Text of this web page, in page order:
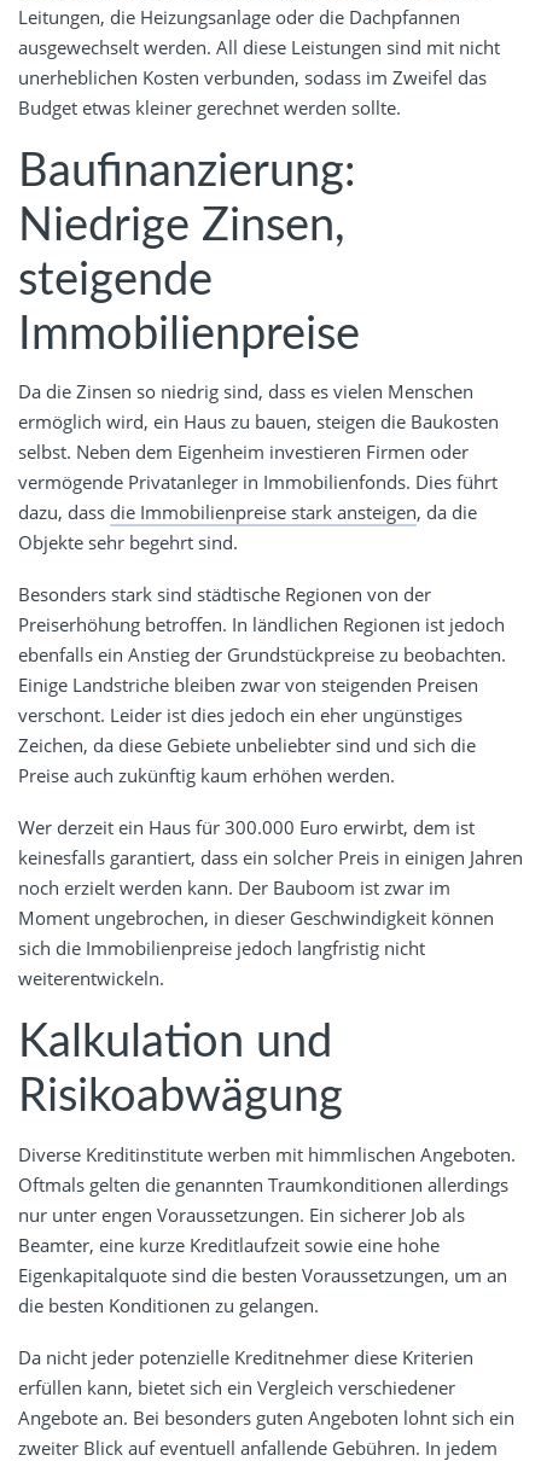
Leitungen, die Heizungsanlage oder die Dachpfannen
ausgewechselt werden. All diese Leistungen sind mit nicht
unerheblichen Kosten verbunden, sodass im Zweifel das
Budget etwas kleiner gerechnet werden sollte.
Baufinanzierung:
Niedrige Zinsen,
steigende
Immobilienpreise
Da die Zinsen so niedrig sind, dass es vielen Menschen
ermöglich wird, ein Haus zu bauen, steigen die Baukosten
selbst. Neben dem Eigenheim investieren Firmen oder
vermögende Privatanleger in Immobilienfonds. Dies führt
dazu, dass die Immobilienpreise stark ansteigen, da die
Objekte sehr begehrt sind.
Besonders stark sind städtische Regionen von der
Preiserhöhung betroffen. In ländlichen Regionen ist jedoch
ebenfalls ein Anstieg der Grundstückpreise zu beobachten.
Einige Landstriche bleiben zwar von steigenden Preisen
verschont. Leider ist dies jedoch ein eher ungünstiges
Zeichen, da diese Gebiete unbeliebter sind und sich die
Preise auch zukünftig kaum erhöhen werden.
Wer derzeit ein Haus für 300.000 Euro erwirbt, dem ist
keinesfalls garantiert, dass ein solcher Preis in einigen Jahren
noch erzielt werden kann. Der Bauboom ist zwar im
Moment ungebrochen, in dieser Geschwindigkeit können
sich die Immobilienpreise jedoch langfristig nicht
weiterentwickeln.
Kalkulation und
Risikoabwägung
Diverse Kreditinstitute werben mit himmlischen Angeboten.
Oftmals gelten die genannten Traumkonditionen allerdings
nur unter engen Voraussetzungen. Ein sicherer Job als
Beamter, eine kurze Kreditlaufzeit sowie eine hohe
Eigenkapitalquote sind die besten Voraussetzungen, um an
die besten Konditionen zu gelangen.
Da nicht jeder potenzielle Kreditnehmer diese Kriterien
erfüllen kann, bietet sich ein Vergleich verschiedener
Angebote an. Bei besonders guten Angeboten lohnt sich ein
zweiter Blick auf eventuell anfallende Gebühren. In jedem